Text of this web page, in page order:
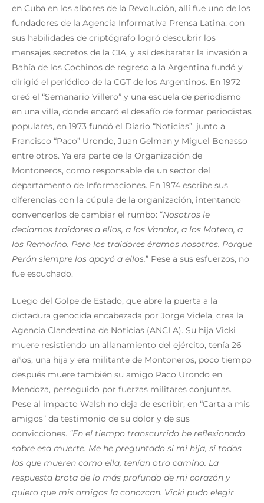
en Cuba en los albores de la Revolución, allí fue uno de los
fundadores de la Agencia Informativa Prensa Latina, con
sus habilidades de criptógrafo logró descubrir los
mensajes secretos de la CIA, y así desbaratar la invasión a
Bahía de los Cochinos de regreso a la Argentina fundó y
dirigió el periódico de la CGT de los Argentinos. En 1972
creó el “Semanario Villero” y una escuela de periodismo
en una villa, donde encaró el desafío de formar periodistas
populares, en 1973 fundó el Diario “Noticias”, junto a
Francisco “Paco” Urondo, Juan Gelman y Miguel Bonasso
entre otros. Ya era parte de la Organización de
Montoneros, como responsable de un sector del
departamento de Informaciones. En 1974 escribe sus
diferencias con la cúpula de la organización, intentando
convencerlos de cambiar el rumbo: “Nosotros le
decíamos traidores a ellos, a los Vandor, a los Matera, a
los Remorino. Pero los traidores éramos nosotros. Porque
Perón siempre los apoyó a ellos.” Pese a sus esfuerzos, no
fue escuchado.
Luego del Golpe de Estado, que abre la puerta a la
dictadura genocida encabezada por Jorge Videla, crea la
Agencia Clandestina de Noticias (ANCLA). Su hija Vicki
muere resistiendo un allanamiento del ejército, tenía 26
años, una hija y era militante de Montoneros, poco tiempo
después muere también su amigo Paco Urondo en
Mendoza, perseguido por fuerzas militares conjuntas.
Pese al impacto Walsh no deja de escribir, en “Carta a mis
amigos” da testimonio de su dolor y de sus
convicciones. “En el tiempo transcurrido he reflexionado
sobre esa muerte. Me he preguntado si mi hija, si todos
los que mueren como ella, tenían otro camino. La
respuesta brota de lo más profundo de mi corazón y
quiero que mis amigos la conozcan. Vicki pudo elegir